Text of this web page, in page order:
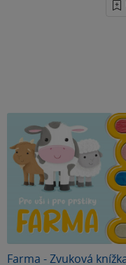
Farma - Zvuková